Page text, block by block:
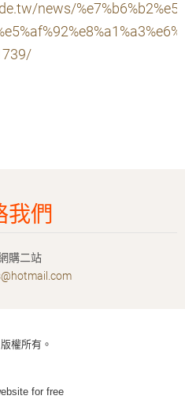
news/
我們
購二站
il.com
權所有。
for free